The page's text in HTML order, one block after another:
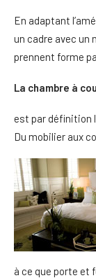
En adaptant
un cadre avec un
prennent forme
La chambre à
est par définition
Du mobilier aux
à ce que porte et